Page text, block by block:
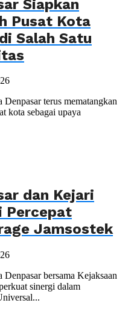
Siapkan
Pusat Kota
Salah Satu
terus mematangkan
kota sebagai upaya
dan Kejari
Percepat
Jamsostek
bersama Kejaksaan
sinergi dalam